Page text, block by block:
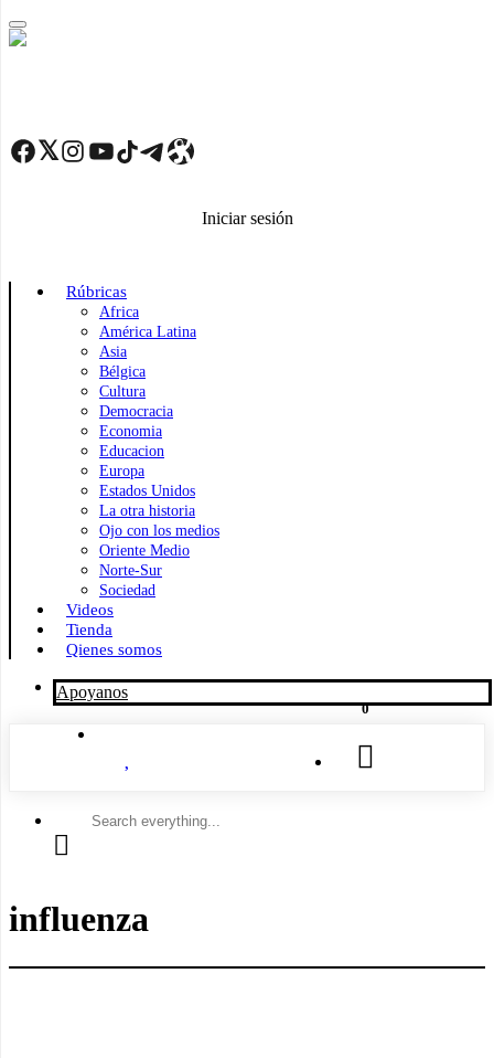
Skip
to
Facebook Twitter Instagram YouTube TikTok Telegram Enlace
Iniciar sesión
Rúbricas
Africa
América Latina
Asia
Bélgica
Cultura
Democracia
Economia
Educacion
Europa
Estados Unidos
La otra historia
Ojo con los medios
Oriente Medio
Norte-Sur
Sociedad
Videos
Tienda
Qienes somos
Apoyanos
0
Search
influenza